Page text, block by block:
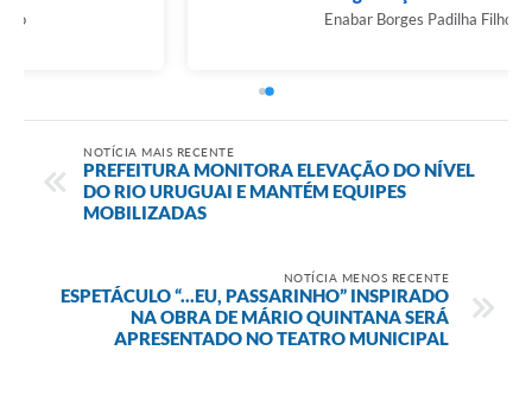
Enabar Borges Padilha Filho
NOTÍCIA MAIS RECENTE
PREFEITURA MONITORA ELEVAÇÃO DO NÍVEL
DO RIO URUGUAI E MANTÉM EQUIPES
MOBILIZADAS
NOTÍCIA MENOS RECENTE
ESPETÁCULO “...EU, PASSARINHO” INSPIRADO
NA OBRA DE MÁRIO QUINTANA SERÁ
APRESENTADO NO TEATRO MUNICIPAL